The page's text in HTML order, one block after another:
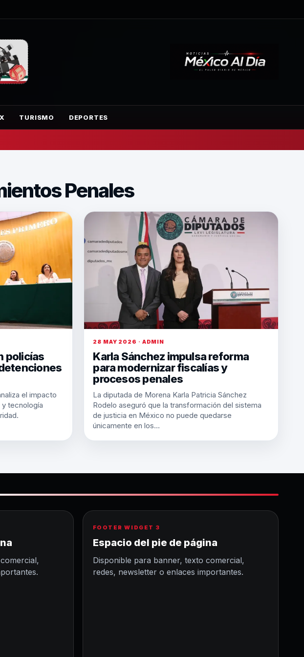
TURISMO DEPORTES
Penales
policías
el impacto
y tecnología
28 MAY 2026 · ADMIN
Karla Sánchez impulsa reforma
para modernizar fiscalías y
procesos penales
La diputada de Morena Karla Patricia Sánchez
Rodelo aseguró que la transformación del sistema
de justicia en México no puede quedarse
únicamente en los…
FOOTER WIDGET 3
Espacio del pie de página
Disponible para banner, texto comercial,
redes, newsletter o enlaces importantes.